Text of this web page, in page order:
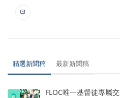
精選新聞稿 最新新聞稿
FLOC唯一基督徒專屬